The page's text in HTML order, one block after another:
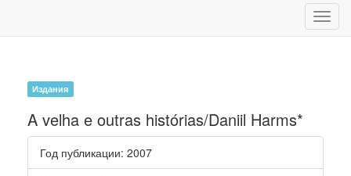
Издания
A velha e outras histórias/Daniil Harms*
Год публикации: 2007